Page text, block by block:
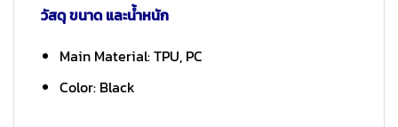
วัสดุ ขนาด และน้ำหนัก
Main Material: TPU, PC
Color: Black